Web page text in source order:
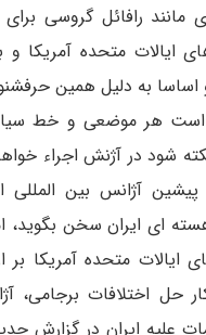
مانند رافائل گروسی
ایالات متحده آمریکا و
اساسا به دلیل همین
است هر موضعی و خط
شود در آژنش اجراء
پیشین آژانس بین
ای ایران سخن بگوید،
ایالات متحده آمریکا بر
حل اختلافات برجامی،
علیه ایران در گزارش